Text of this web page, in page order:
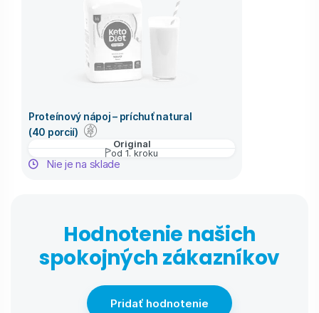
Proteínový nápoj – príchuť natural
(40 porcií)
Original
od 1. kroku
Nie je na sklade
Hodnotenie našich
spokojných zákazníkov
Pridať hodnotenie